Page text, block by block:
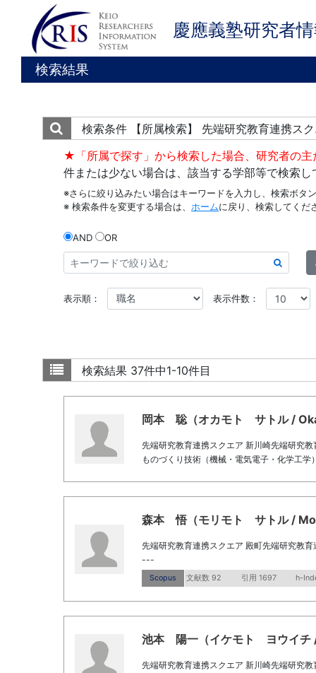
慶應義塾研究者
検索結果
検索条件
【所属検索】 先端研究教育連携ス
★「所属で探す」から検索した場合、研究者の
件または少ない場合は、該当する学部等で検索し
※さらに絞り込みたい場合はキーワードを入力し、検索ボタ
※ 検索条件を変更する場合は、 ホームに戻り、検索してくだ
AND OR
表示順： 表示件数：
検索結果 37件中1-10件目
岡本 聡（オカモト サトル /
先端研究教育連携スクエア 新川崎先端研究
ものづくり技術（機械・電気電子・化学工
森本 悟（モリモト サトル /
先端研究教育連携スクエア 殿町先端研究教育
---
Scopus 文献数 92 引用 1697 h-
池本 陽一（イケモト ヨウイチ
先端研究教育連携スクエア 新川崎先端研究